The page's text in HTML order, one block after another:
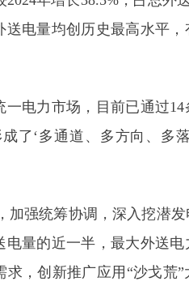
电量均创历史最高水平
电力市场，目前已通过
了‘多通道、多方向、多
加强统筹协调，深入挖潜
量的近一半，最大外送电
，创新推广应用“沙戈荒